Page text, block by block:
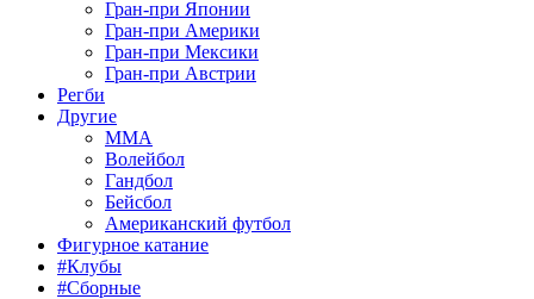
Гран-при Японии
Гран-при Америки
Гран-при Мексики
Гран-при Австрии
Регби
Другие
MMA
Волейбол
Гандбол
Бейсбол
Американский футбол
Фигурное катание
#Клубы
#Сборные